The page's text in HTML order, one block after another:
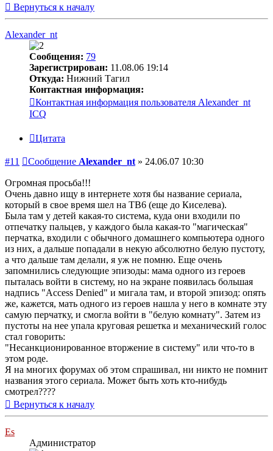
Вернуться к началу
Alexander_nt
Сообщения: 79
Зарегистрирован: 11.08.06 19:14
Откуда: Нижний Тагил
Контактная информация:
Контактная информация пользователя Alexander_nt
ICQ
Цитата
#11 Сообщение Alexander_nt » 24.06.07 10:30
Огромная просьба!!!
Очень давно ищу в интернете хотя бы название сериала,
который в свое время шел на ТВ6 (еще до Киселева).
Была там у детей какая-то система, куда они входили по
отпечатку пальцев, у каждого была какая-то "магическая"
перчатка, входили с обычного домашнего компьютера одного
из них, а дальше попадали в некую абсолютно белую пустоту,
а что дальше там делали, я уж не помню. Еще очень
запомнились следующие эпизоды: мама одного из героев
пыталась войти в систему, но на экране появилась большая
надпись "Access Denied" и мигала там, и второй эпизод: опять
же, кажется, мать одного из героев нашла у него в комнате эту
самую перчатку, и смогла войти в "белую комнату". Затем из
пустоты на нее упала круговая решетка и механический голос
стал говорить:
"Несанкционированное вторжение в систему" или что-то в
этом роде.
Я на многих форумах об этом спрашивал, ни никто не помнит
названия этого сериала. Может быть хоть кто-нибудь
смотрел????
Вернуться к началу
Es
Администратор